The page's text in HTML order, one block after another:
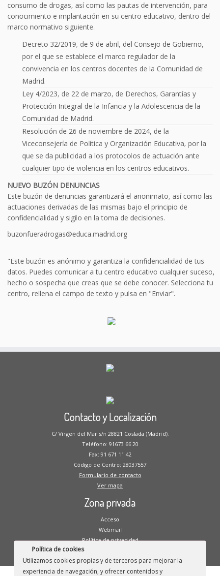
consumo de drogas, así como las pautas de intervención, para
conocimiento e implantación en su centro educativo, dentro del
marco normativo siguiente.
Decreto 32/2019, de 9 de abril, del Consejo de Gobierno,
por el que se establece el marco regulador de la
convivencia en los centros docentes de la Comunidad de
Madrid.
Ley 4/2023, de 22 de marzo, de Derechos, Garantías y
Protección Integral de la Infancia y la Adolescencia de la
Comunidad de Madrid.
Resolución de 26 de noviembre de 2024, de la
Viceconsejería de Política y Organización Educativa, por la
que se da publicidad a los protocolos de actuación ante
cualquier tipo de violencia en los centros educativos.
NUEVO BUZÓN DENUNCIAS
Este buzón de denuncias garantizará el anonimato, así como las
actuaciones derivadas de las mismas bajo el principio de
confidencialidad y sigilo en la toma de decisiones.
buzonfueradrogas@educa.madrid.org
"Este buzón es anónimo y garantiza la confidencialidad de tus
datos. Puedes comunicar a tu centro educativo cualquier suceso,
hecho o sospecha que creas que se debe conocer. Selecciona tu
centro, rellena el campo de texto y pulsa en "Enviar".
Contacto y Localización
C/ Virgen del Mar s/n 28821 Coslada (Madrid).
Teléfono: 91673 66 20
Fax: 91 671 11 42
Código de Centro: 28037557
Formulario de contacto
Ver mapa
Zona privada
Acceso
Webmail
Política de privacidad
Política de cookies
Utilizamos cookies propias y de terceros para mejorar la
experiencia de navegación, y ofrecer contenidos y